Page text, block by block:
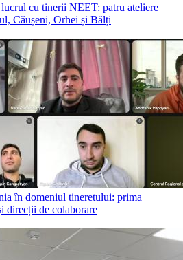
cu tinerii NEET: patru ateliere
Căușeni, Orhei și Bălți
în domeniul tineretului: prima
direcții de colaborare